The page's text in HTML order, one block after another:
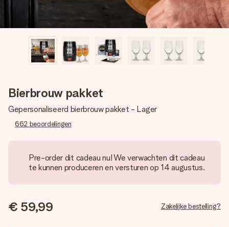
Bierbrouw pakket
Gepersonaliseerd bierbrouw pakket - Lager
662 beoordelingen
Pre-order dit cadeau nu! We verwachten dit cadeau
te kunnen produceren en versturen op 14 augustus.
€ 59,99 Zakelijke bestelling?